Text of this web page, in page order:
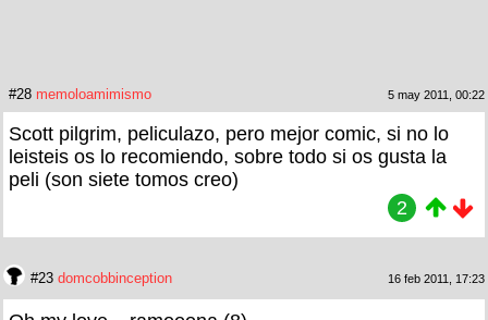
#28 memoloamimismo 5 may 2011, 00:22
Scott pilgrim, peliculazo, pero mejor comic, si no lo
leisteis os lo recomiendo, sobre todo si os gusta la
peli (son siete tomos creo)
2
#23 domcobbinception 16 feb 2011, 17:23